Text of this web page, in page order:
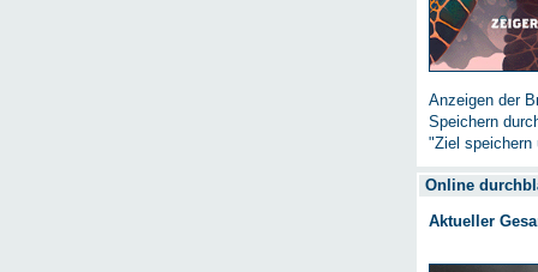
Anzeigen der
Speichern
"Ziel speichern
Online
Aktueller